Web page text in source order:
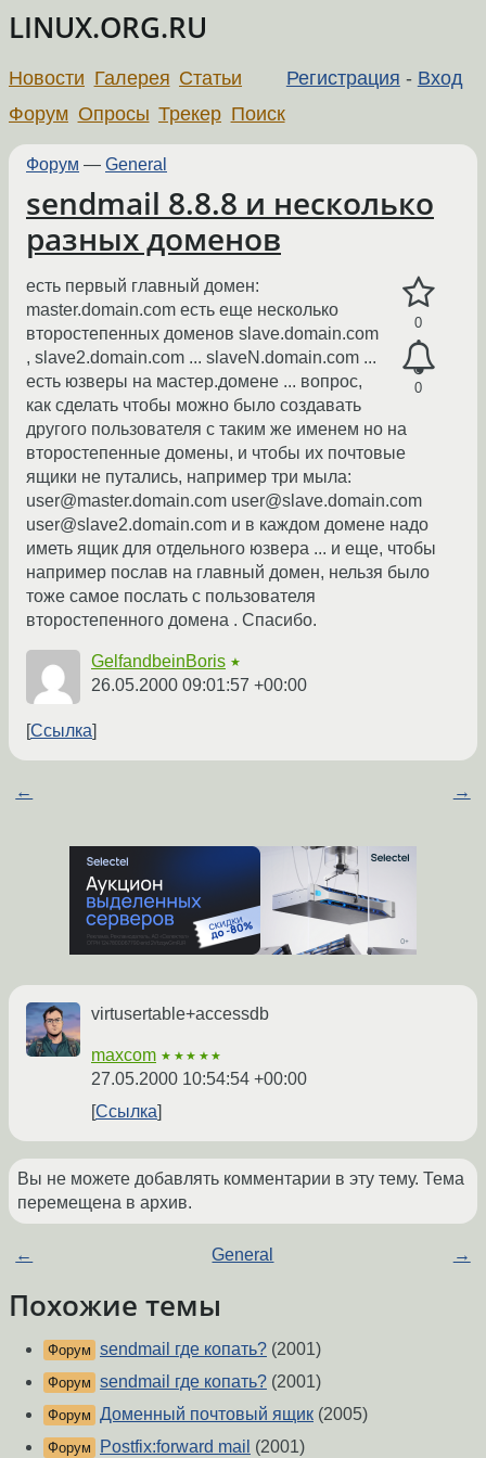
LINUX.ORG.RU
Регистрация - Вход
Новости Галерея Статьи
Форум Опросы Трекер Поиск
Форум — General
sendmail 8.8.8 и несколько
разных доменов
0
0
есть первый главный домен:
master.domain.com есть еще несколько
второстепенных доменов slave.domain.com
, slave2.domain.com ... slaveN.domain.com ...
есть юзверы на мастер.домене ... вопрос,
как сделать чтобы можно было создавать
другого пользователя с таким же именем но на
второстепенные домены, и чтобы их почтовые
ящики не путались, например три мыла:
user@master.domain.com user@slave.domain.com
user@slave2.domain.com и в каждом домене надо
иметь ящик для отдельного юзвера ... и еще, чтобы
например послав на главный домен, нельзя было
тоже самое послать с пользователя
второстепенного домена . Спасибо.
GelfandbeinBoris ★
26.05.2000 09:01:57 +00:00
Ссылка
← →
virtusertable+accessdb
maxcom ★★★★★
27.05.2000 10:54:54 +00:00
Ссылка
Вы не можете добавлять комментарии в эту тему. Тема
перемещена в архив.
← General →
Похожие темы
Форум sendmail где копать? (2001)
Форум sendmail где копать? (2001)
Форум Доменный почтовый ящик (2005)
Форум Postfix:forward mail (2001)